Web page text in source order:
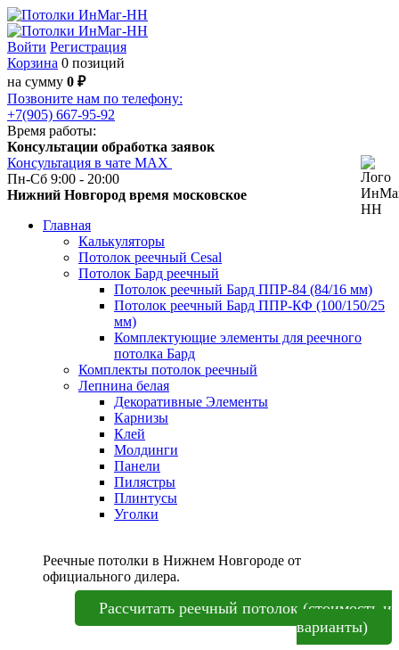
Войти Регистрация
Корзина 0 позиций
на сумму 0 ₽
Позвоните нам по телефону:
+7(905) 667-95-92
Время работы:
Консультации обработка заявок
Консультация в чате МАХ
Пн-Сб 9:00 - 20:00
Нижний Новгород время московское
Главная
Калькуляторы
Потолок реечный Cesal
Потолок Бард реечный
Потолок реечный Бард ППР-84 (84/16 мм)
Потолок реечный Бард ППР-КФ (100/150/25
мм)
Комплектующие элементы для реечного
потолка Бард
Комплекты потолок реечный
Лепнина белая
Декоративные Элементы
Карнизы
Клей
Молдинги
Панели
Пилястры
Плинтусы
Уголки
Реечные потолки в Нижнем Новгороде от
официального дилера.
Рассчитать реечный потолок (стоимость и
варианты)